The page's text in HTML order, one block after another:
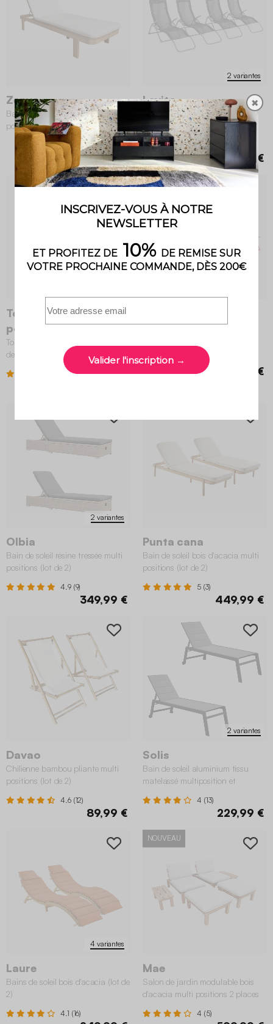
Zenya
Bain de soleil bois d'acacia multi
positions avec coussin
249,99 €
2 variantes
Levito
Bain de soleil acier pliant 2
positions (lot de 4)
4.2 (56)
129,99 €
Toile de remplacement
pour Louisa
Toile de remplacement pour bain
de soleil Louisa
4.5 (118)
Chilienne acier pliante (lot de 4)
3.2 (28)
79,99 €
2 variantes
Olbia
Bain de soleil résine tressée multi
positions (lot de 2)
4.9 (9)
349,99 €
Punta cana
Bain de soleil bois d'acacia multi
positions (lot de 2)
5 (3)
449,99 €
Davao
Chilienne bambou pliante multi
positions (lot de 2)
4.6 (12)
89,99 €
2 variantes
Solis
Bain de soleil aluminium tissu
matelassé multiposition et
4 (13)
229,99 €
4 variantes
Laure
Bains de soleil bois d'acacia (lot de
2)
4.1 (16)
NOUVEAU
Mae
Salon de jardin modulable bois
d'acacia multi positions 2 places
4 (5)
✖